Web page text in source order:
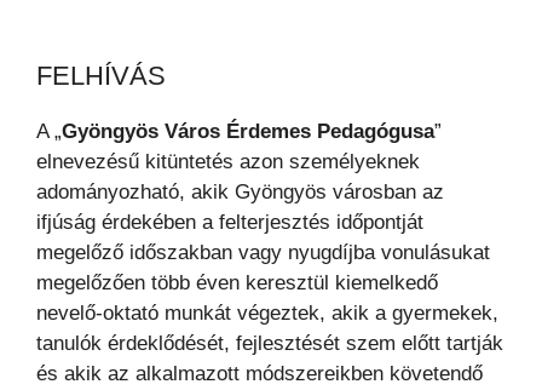
FELHÍVÁS
A „Gyöngyös Város Érdemes Pedagógusa”
elnevezésű kitüntetés azon személyeknek
adományozható, akik Gyöngyös városban az
ifjúság érdekében a felterjesztés időpontját
megelőző időszakban vagy nyugdíjba vonulásukat
megelőzően több éven keresztül kiemelkedő
nevelő-oktató munkát végeztek, akik a gyermekek,
tanulók érdeklődését, fejlesztését szem előtt tartják
és akik az alkalmazott módszereikben követendő